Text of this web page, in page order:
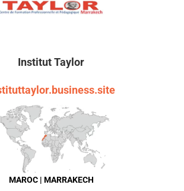
Institut Taylor
MAROC | MARRAKECH